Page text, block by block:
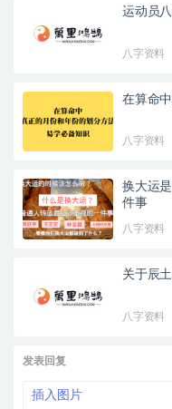
运动员
八字资料
在算命
八字资料
换大运
件事
八字资料
关于辰
八字资料
发表回复
插入图片